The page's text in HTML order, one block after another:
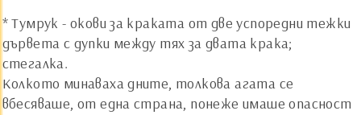
* Тумрук - окови за краката от две успоредни тежки
дървета с дупки между тях за двата крака;
стегалка.
Колкото минаваха дните, толкова агата се
вбесяваше, от една страна, понеже имаше опасност